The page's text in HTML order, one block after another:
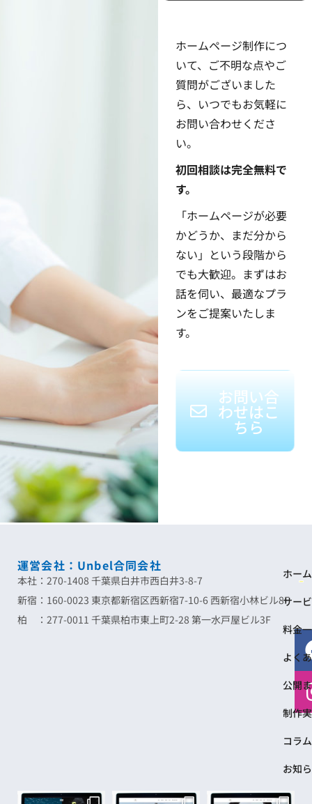
ホームページ制作につ
いて、ご不明な点やご
質問がございました
ら、いつでもお気軽に
お問い合わせくださ
い。
初回相談は完全無料で
す。
「ホームページが必要
かどうか、まだ分から
ない」という段階から
でも大歓迎。まずはお
話を伺い、最適なプラ
ンをご提案いたしま
す。
お問い合
わせはこ
ちら
運営会社：Unbel合同会社
本社：270-1408 千葉県白井市西白井3-8-7
新宿：160-0023 東京都新宿区西新宿7-10-6 西新宿小林ビル8F
柏 ：277-0011 千葉県柏市東上町2-28 第一水戸屋ビル3F
ホーム
サー
料金
よく
公開
制作
コラム
お知